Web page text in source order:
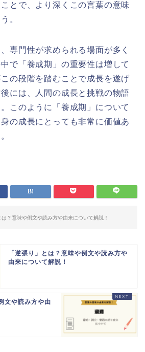
とで、より深くこの言葉の意味
。
専門性が求められる場面が多く
で「養成期」の重要性は増して
の段階を踏むことで成長を遂げ
には、人間の成長と挑戦の物語
このように「養成期」について
の成長にとっても非常に価値あ
は？意味や例文や読み方や由来について解説！
「逆張り」とは？意味や例文や読み方や
由来について解説！
文や読み方や由